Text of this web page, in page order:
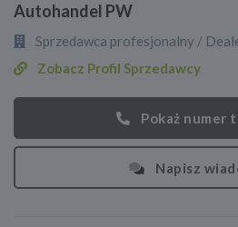
Autohandel PW
Sprzedawca profesjonalny /
Zobacz Profil Sprzedawcy
Pokaż numer
Napisz